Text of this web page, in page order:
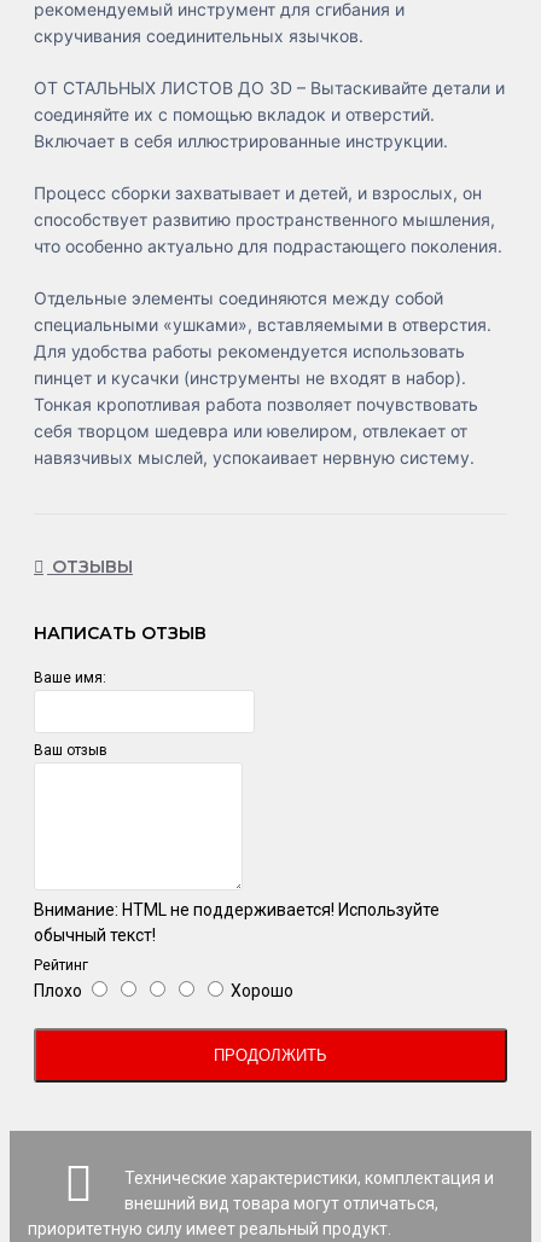
рекомендуемый инструмент для сгибания и
скручивания соединительных язычков.
ОТ СТАЛЬНЫХ ЛИСТОВ ДО 3D – Вытаскивайте детали и
соединяйте их с помощью вкладок и отверстий.
Включает в себя иллюстрированные инструкции.
Процесс сборки захватывает и детей, и взрослых, он
способствует развитию пространственного мышления,
что особенно актуально для подрастающего поколения.
Отдельные элементы соединяются между собой
специальными «ушками», вставляемыми в отверстия.
Для удобства работы рекомендуется использовать
пинцет и кусачки (инструменты не входят в набор).
Тонкая кропотливая работа позволяет почувствовать
себя творцом шедевра или ювелиром, отвлекает от
навязчивых мыслей, успокаивает нервную систему.
ОТЗЫВЫ
НАПИСАТЬ ОТЗЫВ
Ваше имя:
Ваш отзыв
Внимание: HTML не поддерживается! Используйте
обычный текст!
Рейтинг
Плохо Хорошо
ПРОДОЛЖИТЬ
Технические характеристики, комплектация и
внешний вид товара могут отличаться,
приоритетную силу имеет реальный продукт.